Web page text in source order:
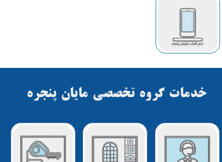
خدمات گروه تخصصي مايان پنجره